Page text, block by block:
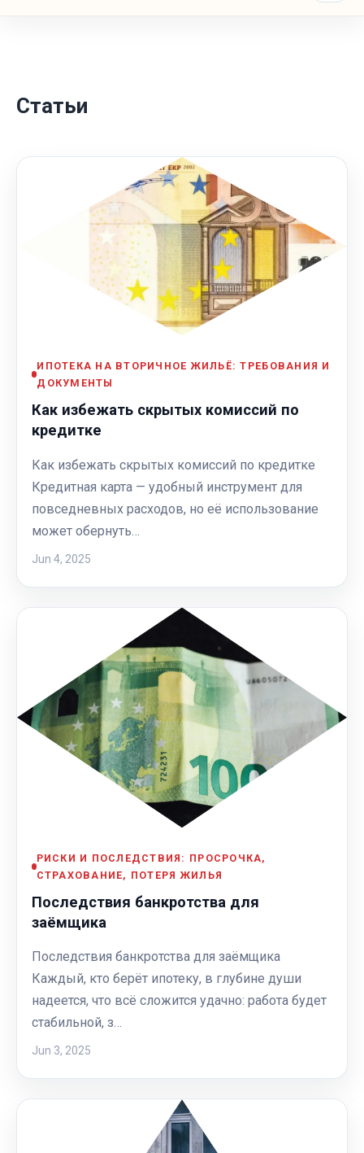
Статьи
ИПОТЕКА НА ВТОРИЧНОЕ ЖИЛЬЁ: ТРЕБОВАНИЯ И
ДОКУМЕНТЫ
Как избежать скрытых комиссий по
кредитке
Как избежать скрытых комиссий по кредитке
Кредитная карта — удобный инструмент для
повседневных расходов, но её использование
может обернуть…
Jun 4, 2025
РИСКИ И ПОСЛЕДСТВИЯ: ПРОСРОЧКА,
СТРАХОВАНИЕ, ПОТЕРЯ ЖИЛЬЯ
Последствия банкротства для
заёмщика
Последствия банкротства для заёмщика
Каждый, кто берёт ипотеку, в глубине души
надеется, что всё сложится удачно: работа будет
стабильной, з…
Jun 3, 2025